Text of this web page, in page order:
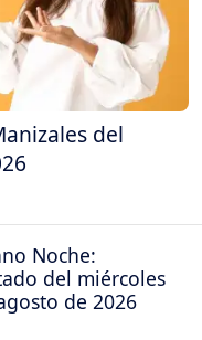
del
Noche:
del miércoles
de 2026